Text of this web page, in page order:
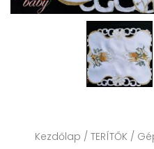
Kezdőlap / TERÍTŐK /